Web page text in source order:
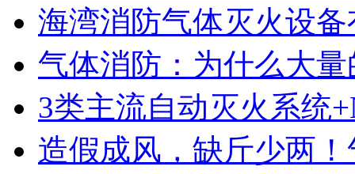
海湾消防气体灭火设
气体消防：为什么大量
3类主流自动灭火系统
造假成风，缺斤少两！